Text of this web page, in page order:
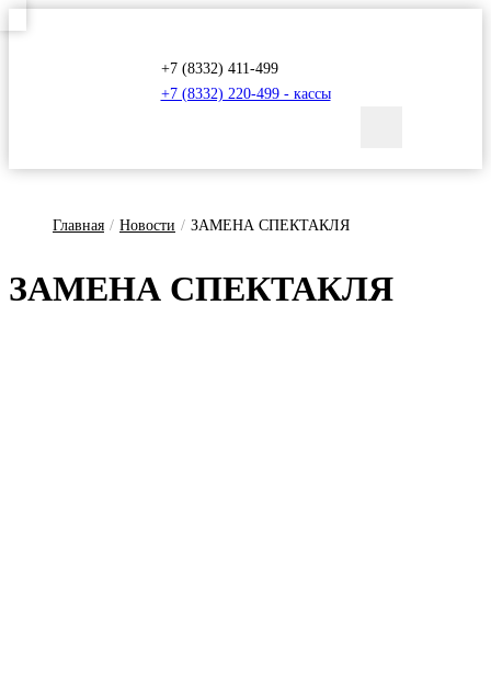
+7 (8332) 411-499
+7 (8332) 220-499 - кассы
Главная / Новости / ЗАМЕНА СПЕКТАКЛЯ
ЗА­МЕ­НА СПЕК­ТАКЛЯ